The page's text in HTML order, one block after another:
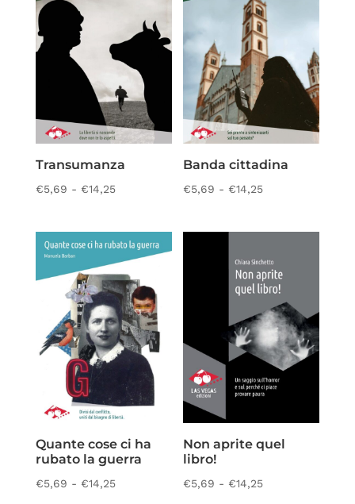
Transumanza
€5,69 - €14,25Fascia
prezzo:
da
a
€14,25
Banda cittadina
€5,69 - €14,25Fascia
prezzo:
€5,69
a
€14,25
Quante cose ci ha
rubato la guerra
€5,69 - €14,25Fascia
Non aprite quel
libro!
€5,69 - €14,25Fascia